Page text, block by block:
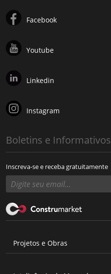
Facebook
Youtube
Linkedin
Instagram
Boletins e Informativos
Inscreva-se e receba gratuitamente
Projetos e Obras